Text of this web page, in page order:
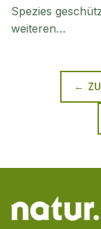
Spezies
weiteren…
←